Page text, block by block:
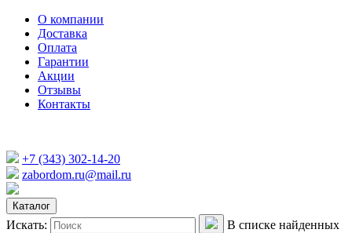
О компании
Доставка
Оплата
Гарантии
Акции
Отзывы
Контакты
+7 (343) 302-14-20
zabordom.ru@mail.ru
Каталог
Искать:
В списке найденных